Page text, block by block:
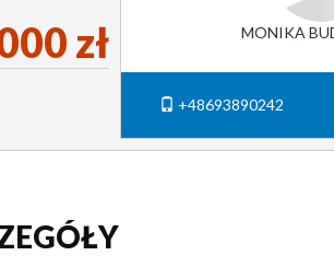
zł MONIKA
+48693890242